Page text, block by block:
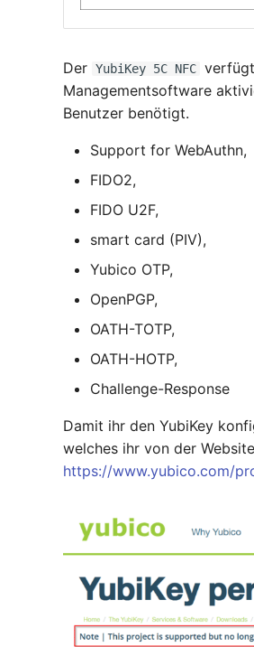
Der YubiKey 5C NFC
Managementsoftware
Benutzer benötigt.
Support for WebAuthn,
FIDO2,
FIDO U2F,
smart card (PIV),
Yubico OTP,
OpenPGP,
OATH-TOTP,
OATH-HOTP,
Challenge-Response
Damit ihr den YubiKey
welches ihr von der
https://www.yubico.com/